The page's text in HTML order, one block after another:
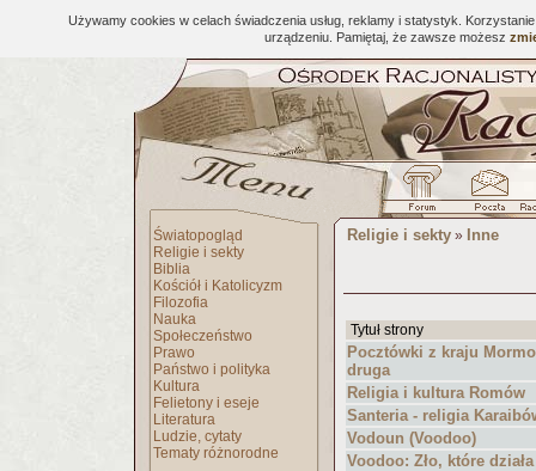
Używamy cookies w celach świadczenia usług, reklamy i statystyk.
urządzeniu. Pamiętaj, że zawsze możesz
Światopogląd
Religie i sekty
Biblia
Kościół i Katolicyzm
Filozofia
Nauka
Społeczeństwo
Prawo
Państwo i polityka
Kultura
Felietony i eseje
Literatura
Ludzie, cytaty
Tematy różnorodne
Religie i sekty » Inne
Tytuł strony
Pocztówki z kraju
druga
Religia i kultura Romów
Santeria - religia
Vodoun (Voodoo)
Voodoo: Zło, które